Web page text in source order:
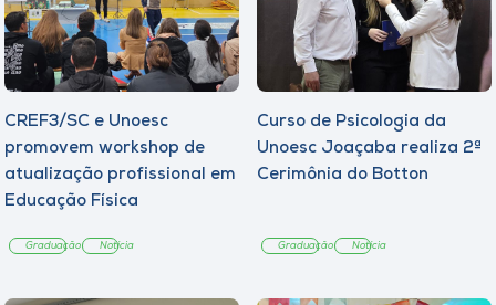
CREF3/SC e Unoesc
promovem workshop de
atualização profissional em
Educação Física
Graduação Notícia
Curso de Psicologia da
Unoesc Joaçaba realiza 2ª
Cerimônia do Botton
Graduação Notícia